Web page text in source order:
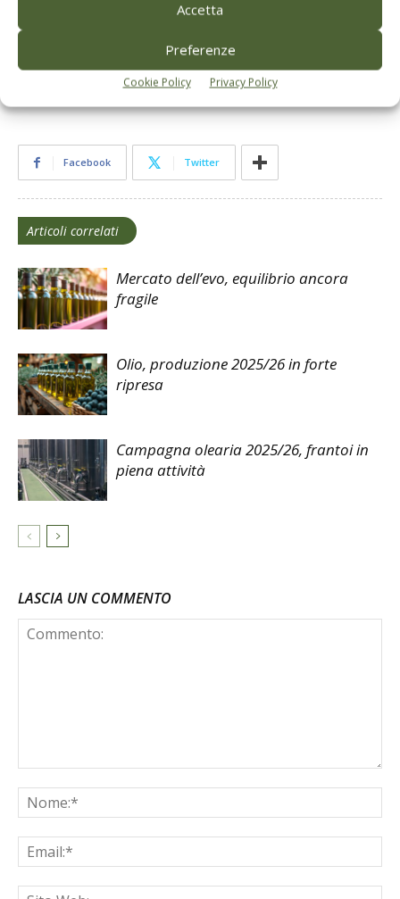
Accetta
Preferenze
Cookie Policy Privacy Policy
edicola digitaleal perché
Facebook Twitter
Articoli correlati
Mercato dell’evo, equilibrio ancora
fragile
Olio, produzione 2025/26 in forte
ripresa
Campagna olearia 2025/26, frantoi in
piena attività
LASCIA UN COMMENTO